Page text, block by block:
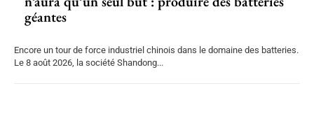
géantes
Encore un tour de force industriel chinois dans le domaine des batteries.
Le 8 août 2026, la société Shandong...